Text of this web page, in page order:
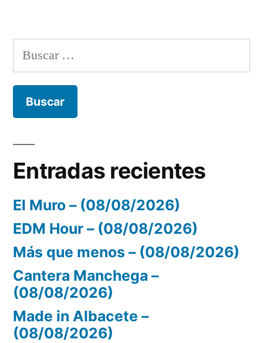
Buscar:
Entradas recientes
El Muro – (08/08/2026)
EDM Hour – (08/08/2026)
Más que menos – (08/08/2026)
Cantera Manchega –
(08/08/2026)
Made in Albacete –
(08/08/2026)